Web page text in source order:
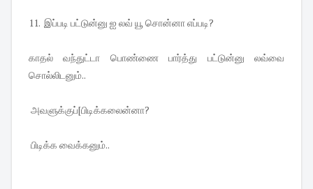
11. இப்படி பட்டுன்னு ஐ லவ் யூ சொன்னா எப்படி?
காதல் வந்துட்டா பொண்ணை பார்த்து பட்டுன்னு லவ்வை
சொல்லிடனும்..
அவளுக்குப்[பிடிக்கலைன்னா?
பிடிக்க வைக்கனும்..